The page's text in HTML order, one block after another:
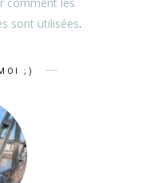
sont utilisées.
;)